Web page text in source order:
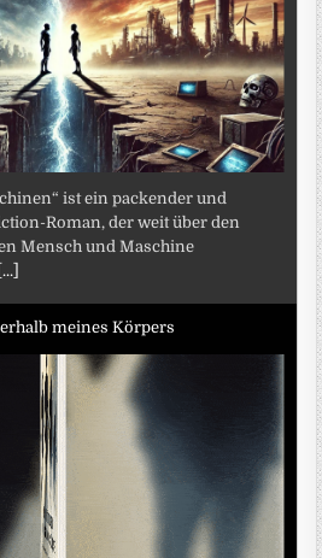
ist ein packender und
Roman, der weit über den
Mensch und Maschine
[...]
meines Körpers